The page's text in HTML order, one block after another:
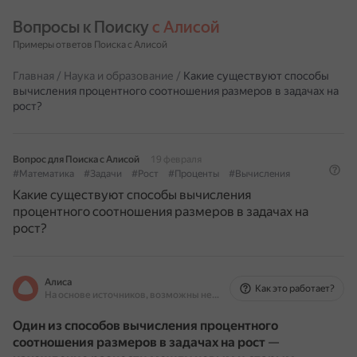
Вопросы к Поиску с Алисой
Примеры ответов Поиска с Алисой
Главная / Наука и образование / Какие существуют способы
вычисления процентного соотношения размеров в задачах на
рост?
Вопрос для Поиска с Алисой
19 февраля
#Математика
#Задачи #Рост #Проценты #Вычисления
Какие существуют способы вычисления
процентного соотношения размеров в задачах на
рост?
Алиса
На основе источников, возможны неточности
Как это работает?
Один из способов вычисления процентного
соотношения размеров в задачах на рост —